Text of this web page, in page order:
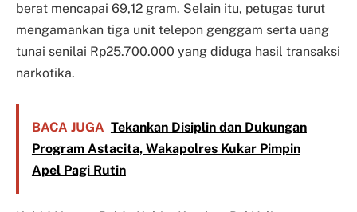
berat mencapai 69,12 gram. Selain itu, petugas turut
mengamankan tiga unit telepon genggam serta uang
tunai senilai Rp25.700.000 yang diduga hasil transaksi
narkotika.
BACA JUGA Tekankan Disiplin dan Dukungan
Program Astacita, Wakapolres Kukar Pimpin
Apel Pagi Rutin